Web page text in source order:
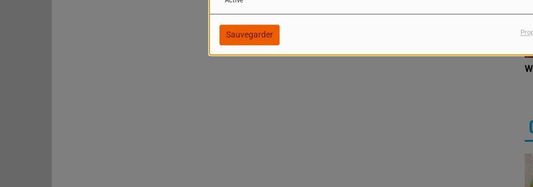
Sauvegarder